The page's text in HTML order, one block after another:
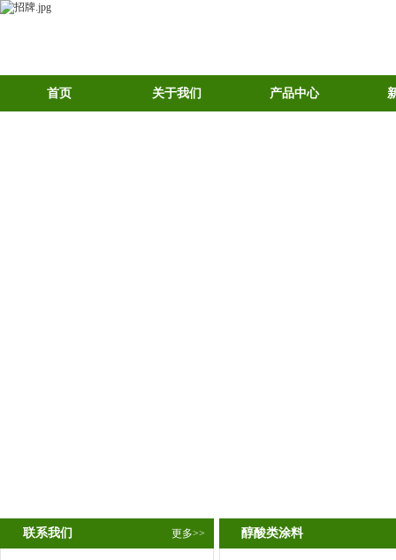
首页 关于我们 产品中心
更多>>
联系我们 醇酸类涂料